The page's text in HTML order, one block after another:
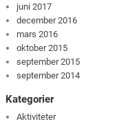
juni 2017
december 2016
mars 2016
oktober 2015
september 2015
september 2014
Kategorier
Aktiviteter